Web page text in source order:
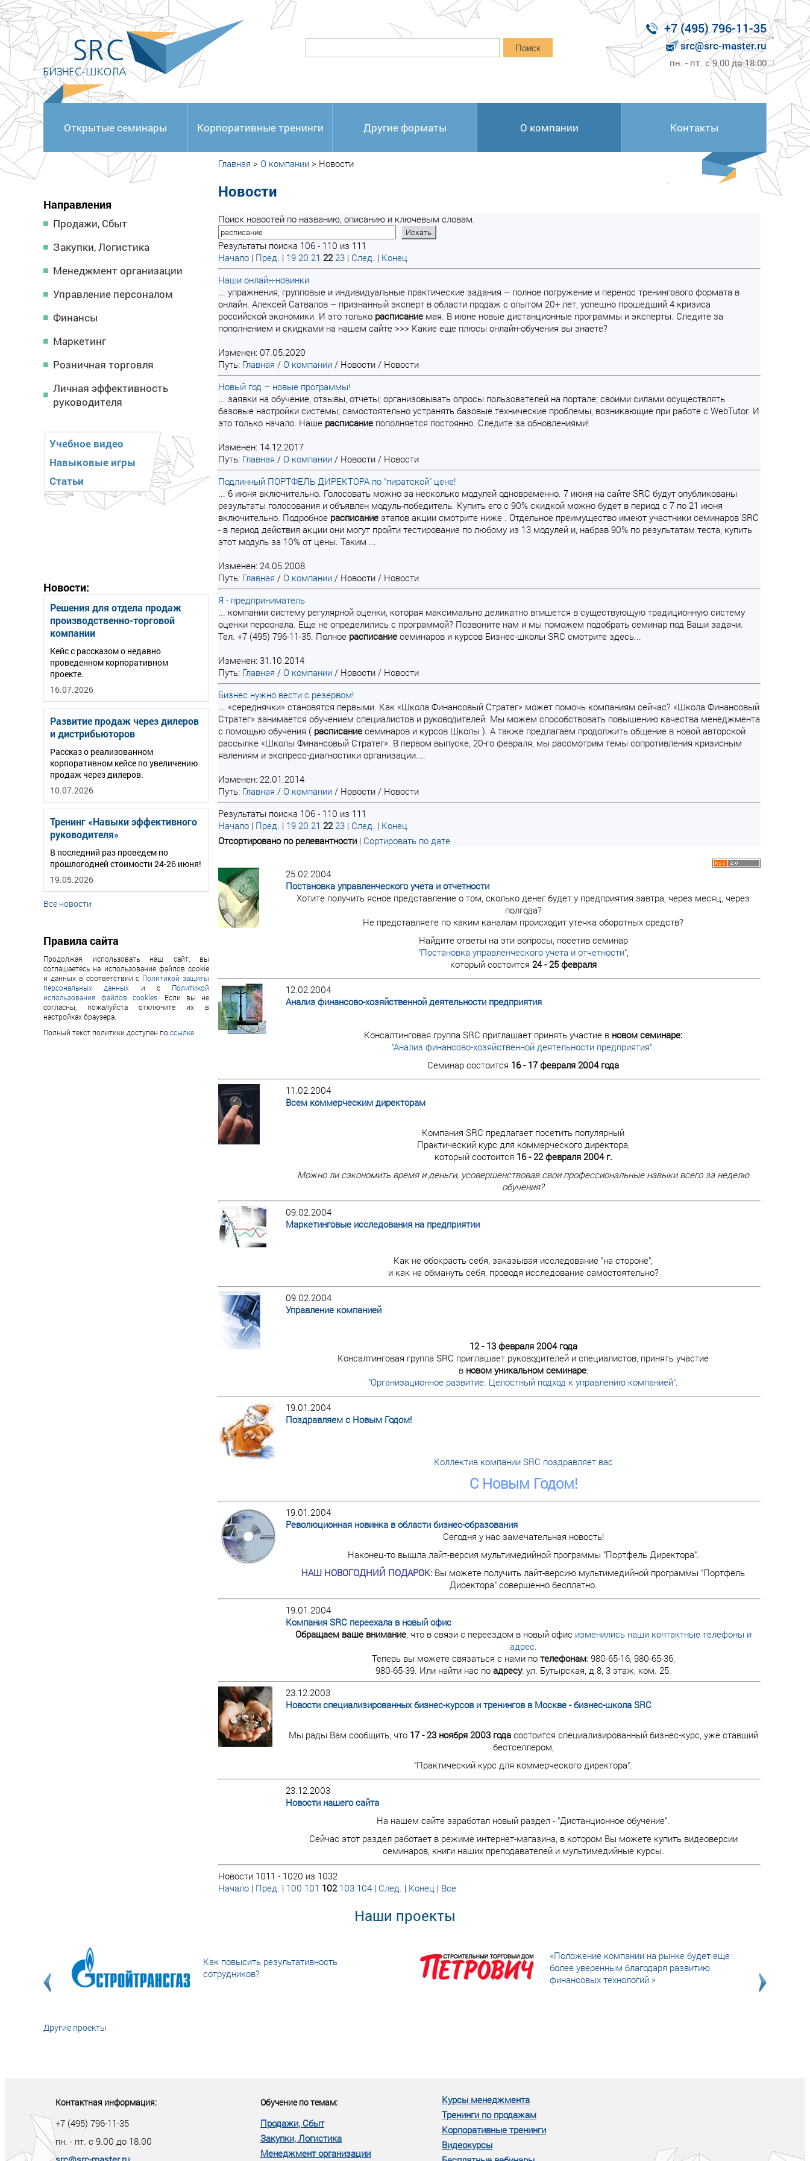
<
Поиск
+7 (495) 796-11-35
src@src-master.ru
пн. - пт. с 9.00 до 18.00
Открытые семинары Корпоративные тренинги Другие форматы О компании Контакты
Направления
Продажи, Сбыт
Закупки, Логистика
Менеджмент организации
Управление персоналом
Финансы
Маркетинг
Розничная торговля
Личная эффективность
руководителя
Учебное видео
Навыковые игры
Статьи
Новости:
Решения для отдела продаж
производственно-торговой
компании
Кейс с рассказом о недавно
проведенном корпоративном
проекте.
16.07.2026
Развитие продаж через дилеров
и дистрибьюторов
Рассказ о реализованном
корпоративном кейсе по увеличению
продаж через дилеров.
10.07.2026
Тренинг «Навыки эффективного
руководителя»
В последний раз проведем по
прошлогодней стоимости 24-26 июня!
19.05.2026
Все новости
Правила сайта
Продолжая использовать наш сайт, вы
соглашаетесь на использование файлов cookie
и данных в соответствии с Политикой защиты
персональных данных и с Политикой
использования файлов cookies . Если вы не
согласны, пожалуйста отключите их в
настройках браузера.
Полный текст политики доступен поссылке
Главная > О компании > Новости
Новости
Поиск новостей по названию, описанию и ключевым словам.
Результаты поиска 106 - 110 из 111
Начало | Пред. | 19 20 21 22 23 | След. | Конец
Наши онлайн-новинки
... упражнения, групповые и индивидуальные практические задания – полное погружение и перенос тренингового формата в
онлайн. Алексей Сатвалов – признанный эксперт в области продаж с опытом 20+ лет, успешно прошедший 4 кризиса
российской экономики. И это только расписание мая. В июне новые дистанционные программы и эксперты. Следите за
пополнением и скидками на нашем сайте >>> Какие еще плюсы онлайн-обучения вы знаете?
Изменен: 07.05.2020
Путь: Главная / О компании / Новости / Новости
Новый год – новые программы!
... заявки на обучение, отзывы, отчеты; организовывать опросы пользователей на портале; своими силами осуществлять
базовые настройки системы; самостоятельно устранять базовые технические проблемы, возникающие при работе с WebTutor. И
это только начало. Наше расписание пополняется постоянно. Следите за обновлениями!
Изменен: 14.12.2017
Путь: Главная / О компании / Новости / Новости
Подлинный ПОРТФЕЛЬ ДИРЕКТОРА по "пиратской" цене!
... 6 июня включительно. Голосовать можно за несколько модулей одновременно. 7 июня на сайте SRC будут опубликованы
результаты голосования и объявлен модуль-победитель. Купить его с 90% скидкой можно будет в период с 7 по 21 июня
включительно. Подробное расписание этапов акции смотрите ниже . Отдельное преимущество имеют участники семинаров SRC
- в период действия акции они могут пройти тестирование по любому из 13 модулей и, набрав 90% по результатам теста, купить
этот модуль за 10% от цены. Таким ...
Изменен: 24.05.2008
Путь: Главная / О компании / Новости / Новости
Я - предприниматель
... компании систему регулярной оценки, которая максимально деликатно впишется в существующую традиционную систему
оценки персонала. Еще не определились с программой? Позвоните нам и мы поможем подобрать семинар под Ваши задачи.
Тел. +7 (495) 796-11-35. Полное расписание семинаров и курсов Бизнес-школы SRC смотрите здесь...
Изменен: 31.10.2014
Путь: Главная / О компании / Новости / Новости
Бизнес нужно вести с резервом!
... «середнячки» становятся первыми. Как «Школа Финансовый Стратег» может помочь компаниям сейчас? «Школа Финансовый
Стратег» занимается обучением специалистов и руководителей. Мы можем способствовать повышению качества менеджмента
с помощью обучения ( расписание семинаров и курсов Школы ). А также предлагаем продолжить общение в новой авторской
рассылке «Школы Финансовый Стратег». В первом выпуске, 20-го февраля, мы рассмотрим темы сопротивления кризисным
явлениям и экспресс-диагностики организации....
Изменен: 22.01.2014
Путь: Главная / О компании / Новости / Новости
Результаты поиска 106 - 110 из 111
Начало | Пред. | 19 20 21 22 23 | След. | Конец
Отсортировано по релевантности | Сортировать по дате
25.02.2004
Постановка управленческого учета и отчетности
Хотите получить ясное представление о том, сколько денег будет у предприятия завтра, через месяц, через
полгода?
Не представляете по каким каналам происходит утечка оборотных средств?
Найдите ответы на эти вопросы, посетив семинар
"Постановка управленческого учета и отчетности",
который состоится 24 - 25 февраля
12.02.2004
Анализ финансово-хозяйственной деятельности предприятия
Консалтинговая группа SRC приглашает принять участие в новом семинаре:
"Анализ финансово-хозяйственной деятельности предприятия".
Семинар состоится 16 - 17 февраля 2004 года
11.02.2004
Всем коммерческим директорам
Компания SRC предлагает посетить популярный
Практический курс для коммерческого директора,
который состоится 16 - 22 февраля 2004 г.
Можно ли сэкономить время и деньги, усовершенствовав свои профессиональные навыки всего за неделю
обучения?
09.02.2004
Маркетинговые исследования на предприятии
Как не обокрасть себя, заказывая исследование "на стороне",
и как не обмануть себя, проводя исследование самостоятельно?
09.02.2004
Управление компанией
12 - 13 февраля 2004 года
Консалтинговая группа SRC приглашает руководителей и специалистов, принять участие
в новом уникальном семинаре:
"Организационное развитие. Целостный подход к управлению компанией".
19.01.2004
Поздравляем с Новым Годом!
Коллектив компании SRC поздравляет вас
С Новым Годом!
19.01.2004
Революционная новинка в области бизнес-образования
Сегодня у нас замечательная новость!
Наконец-то вышла лайт-версия мультимедийной программы "Портфель Директора".
НАШ НОВОГОДНИЙ ПОДАРОК: Вы можете получить лайт-версию мультимедийной программы "Портфель
Директора" совершенно бесплатно.
19.01.2004
Компания SRC переехала в новый офис
Обращаем ваше внимание, что в связи с переездом в новый офис изменились наши контактные телефоны и
адрес.
Теперь вы можете связаться с нами по телефонам: 980-65-16, 980-65-36,
980-65-39. Или найти нас по адресу: ул. Бутырская, д.8, 3 этаж, ком. 25.
23.12.2003
Новости специализированных бизнес-курсов и тренингов в Москве - бизнес-школа SRC
Мы рады Вам сообщить, что 17 - 23 ноября 2003 годасостоится специализированный бизнес-курс, уже ставший
бестселлером,
"Практический курс для коммерческого директора".
23.12.2003
Новости нашего сайта
На нашем сайте заработал новый раздел - "Дистанционное обучение".
Сейчас этот раздел работает в режиме интернет-магазина, в котором Вы можете купить видеоверсии
семинаров, книги наших преподавателей и мультимедийные курсы.
Новости 1011 - 1020 из 1032
Начало | Пред. | 100 101 102 103 104 | След. | Конец | Все
Наши проекты
Как повысить результативность
сотрудников?
«Положение компании на рынке будет еще
более уверенным благодаря развитию
финансовых технологий.»
Другие проекты
Контактная информация:
+7 (495) 796-11-35
пн. - пт. с 9.00 до 18.00
Обучение по темам:
Продажи, Сбыт
Закупки, Логистика
Менеджмент организации
Курсы менеджмента
Тренинги по продажам
Корпоративные тренинги
Видеокурсы